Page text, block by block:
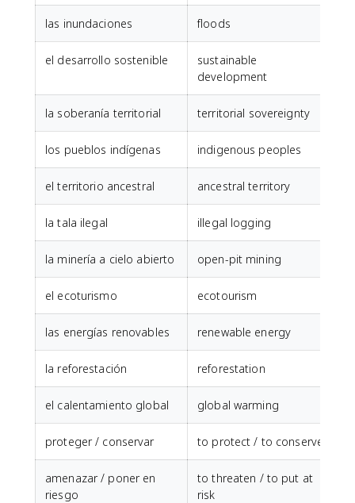
las inundaciones floods
el desarrollo sostenible
sustainable
development
la soberanía territorial territorial sovereignty
los pueblos indígenas indigenous peoples
el territorio ancestral ancestral territory
la tala ilegal illegal logging
la minería a cielo abierto open-pit mining
el ecoturismo ecotourism
las energías renovables renewable energy
la reforestación reforestation
el calentamiento global global warming
proteger / conservar to protect / to conserve
amenazar / poner en
riesgo
to threaten / to put at
risk